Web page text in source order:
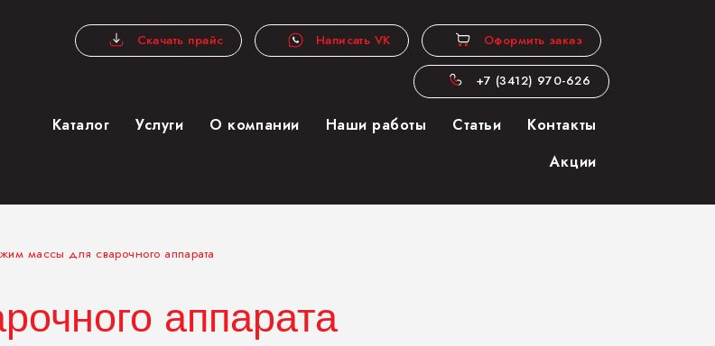
Скачать прайс Написать VK Оформить заказ
+7 (3412) 970-626
Каталог Услуги О компании Наши работы Статьи
Контакты
Акции
массы для сварочного аппарата
аппарата